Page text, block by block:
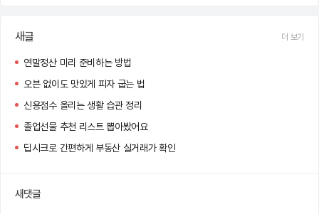
새글 더 보기
연말정산 미리 준비하는 방법
오븐 없이도 맛있게 피자 굽는 법
신용점수 올리는 생활 습관 정리
졸업선물 추천 리스트 뽑아봤어요
딥시크로 간편하게 부동산 실거래가 확인
새댓글